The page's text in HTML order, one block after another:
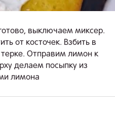
выключаем миксер.
от косточек. Взбить в
Отправим лимон к
делаем посыпку из
лимона